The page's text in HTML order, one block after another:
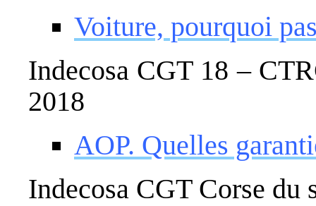
Voiture, pourquoi
Indecosa CGT 18 –
2018
AOP. Quelles
Indecosa CGT Corse du